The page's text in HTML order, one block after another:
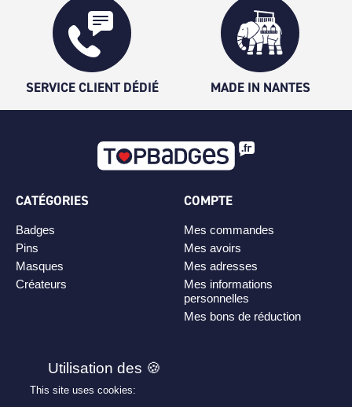
SERVICE CLIENT DÉDIÉ MADE IN NANTES
CATÉGORIES
Badges
Pins
Masques
Créateurs
COMPTE
Mes commandes
Mes avoirs
Mes adresses
Mes informations
personnelles
Mes bons de réduction
PLAN DE SITE
Personnaliser son badge
This site uses cookies: